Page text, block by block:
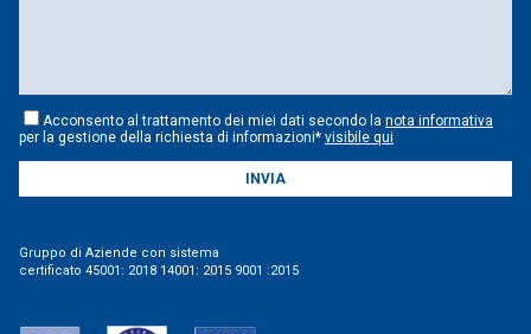
Acconsento al trattamento dei miei dati secondo la nota informativa
per la gestione della richiesta di informazioni* visibile qui
INVIA
Gruppo di Aziende con sistema
certificato 45001: 2018 14001: 2015 9001 :2015